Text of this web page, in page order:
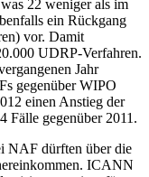
22 weniger als im
ein Rückgang
vor. Damit
UDRP-Verfahren.
Jahr
gegenüber WIPO
einen Anstieg der
Fälle gegenüber 2011.
NAF dürften über die
ICANN